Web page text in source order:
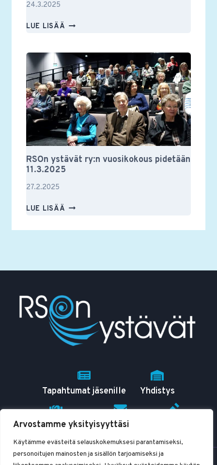
Arvostamme yksityisyyttäsi
Käytämme evästeitä selauskokemuksesi parantamiseksi,
personoitujen mainosten ja sisällön tarjoamiseksi ja
24.3.2025
LUE LISÄÄ RSON
2025
RSOn ystävät ry:n vuosikokous pidetään
11.3.2025
27.2.2025
LUE LISÄÄ RSON
RY:N
Tapahtumat jäsenille Yhdistys
RSO tutuksi Yhteystiedot
© 2026 RSOn ystävät ry